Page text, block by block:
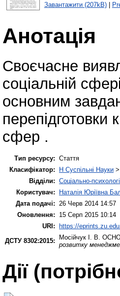
Завантажити (207kB)|
Анотація
Своєчасне
соціальній
основним
перепідготовки
сфер .
Тип ресурсу: Стаття
Класифікатор:
H Суспільні Науки >
Відділи: Соціально-
Користувач:
Наталія Юріївна
Дата подачі:
26 Черв 2014 14:57
Оновлення:
15 Серп 2015 10:14
URI: https://
ДСТУ 8302:2015:
Мосійчук І. В.
розвитку
Дії